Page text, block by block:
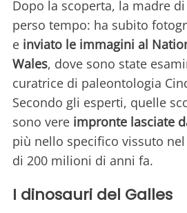
Dopo la scoperta, la madre
perso tempo: ha subito
e inviato le immagini al
Wales, dove sono state
curatrice di paleontologia
Secondo gli esperti, quelle
sono vere impronte lasciate
più nello specifico vissuto
di 200 milioni di anni fa.
I dinosauri del Galles